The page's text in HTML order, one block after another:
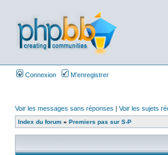
Connexion M’enregistrer
Voir les messages sans réponses | Voir les sujets
Index du forum » Premiers pas sur S-P